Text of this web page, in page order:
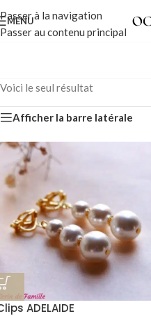
Passer à la navigation
Passer au contenu principal
MENU
Voici le seul résultat
Afficher la barre latérale
ADELAIDE